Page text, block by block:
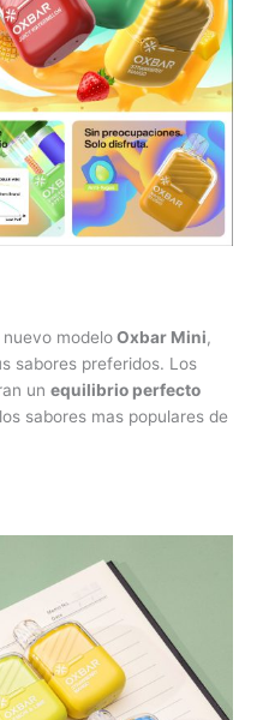
modeloOxbar Mini,
sabores preferidos. Los
un equilibrio perfecto
sabores mas populares de